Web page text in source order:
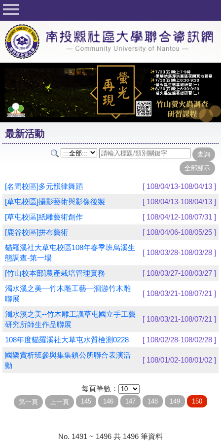
回首頁
關於社大
公佈欄
行事曆
最新活動
活動花絮
課程一覽表
志工與社團
友站連結
網路選課
學員專區
教師專區
評委專區
校務行政
最新活動
[名間校區]多元韻律舞蹈
[ 108/04/13-108/04/13 ]
[草屯校區]攝影藝術與影像後製
[ 108/04/13-108/04/13 ]
[草屯校區]紙雕藝術創作
[ 108/04/12-108/07/31 ]
[鹿谷校區]拼布藝術
[ 108/04/06-108/05/25 ]
貓羅溪社大草屯校區108年春季班烏溪生
態調查-第一場
[ 108/03/28-108/03/28 ]
[竹山校本部]農產栽培管理實務
[ 108/03/27-108/03/27 ]
濁水溪之美—竹木雕工藝—洄游竹木雕
聯展
[ 108/03/21-108/07/21 ]
濁水溪之美--竹木雕工議草屯國立手工藝
研究所師生作品聯展
[ 108/03/21-108/07/21 ]
108年度貓羅溪社大草屯水質檢測0228
[ 108/02/28-108/02/28 ]
國樂賞析班參與集集鎮公所聯合表演活
動
[ 108/01/02-108/01/02 ]
每頁筆數：
No. 1491 ~ 1496 共 1496 筆資料